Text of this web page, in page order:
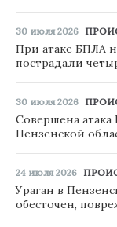
30 июля 2026
При атаке БПЛА
пострадали
30 июля 2026
Совершена атака
Пензенской
24 июля 2026
Ураган в
обесточен,